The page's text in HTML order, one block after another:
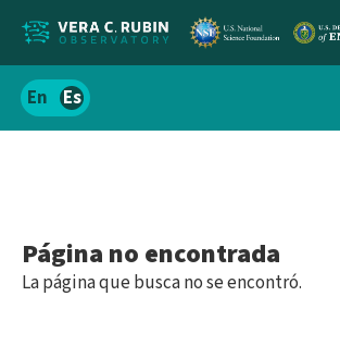
Localizar
el
Español
Página no encontrada
La página que busca no se encontró.